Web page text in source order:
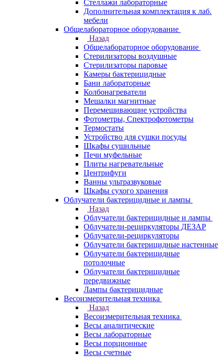
Стеллажи лабораторные
Дополнительная комплектация к лаб.
мебели
Общелабораторное оборудование
Назад
Общелабораторное оборудование
Стерилизаторы воздушные
Стерилизаторы паровые
Камеры бактерицидные
Бани лабораторные
Колбонагреватели
Мешалки магнитные
Перемешивающие устройства
Фотометры, Спектрофотометры
Термостаты
Устройство для сушки посуды
Шкафы сушильные
Печи муфельные
Плиты нагревательные
Центрифуги
Ванны ультразвуковые
Шкафы сухого хранения
Облучатели бактерицидные и лампы
Назад
Облучатели бактерицидные и лампы
Облучатели-рециркуляторы ДЕЗАР
Облучатели-рециркуляторы
Облучатели бактерицидные настенные
Облучатели бактерицидные
потолочные
Облучатели бактерицидные
передвижные
Лампы бактерицидные
Весоизмерительная техника
Назад
Весоизмерительная техника
Весы аналитические
Весы лабораторные
Весы порционные
Весы счетные